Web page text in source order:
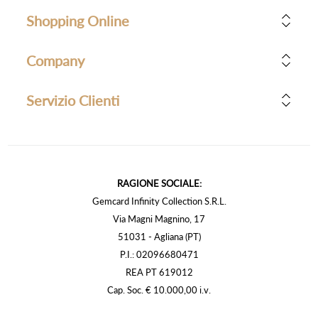
Shopping Online
Company
Servizio Clienti
RAGIONE SOCIALE:
Gemcard Infinity Collection S.R.L.
Via Magni Magnino, 17
51031 - Agliana (PT)
P.I.: 02096680471
REA PT 619012
Cap. Soc. € 10.000,00 i.v.